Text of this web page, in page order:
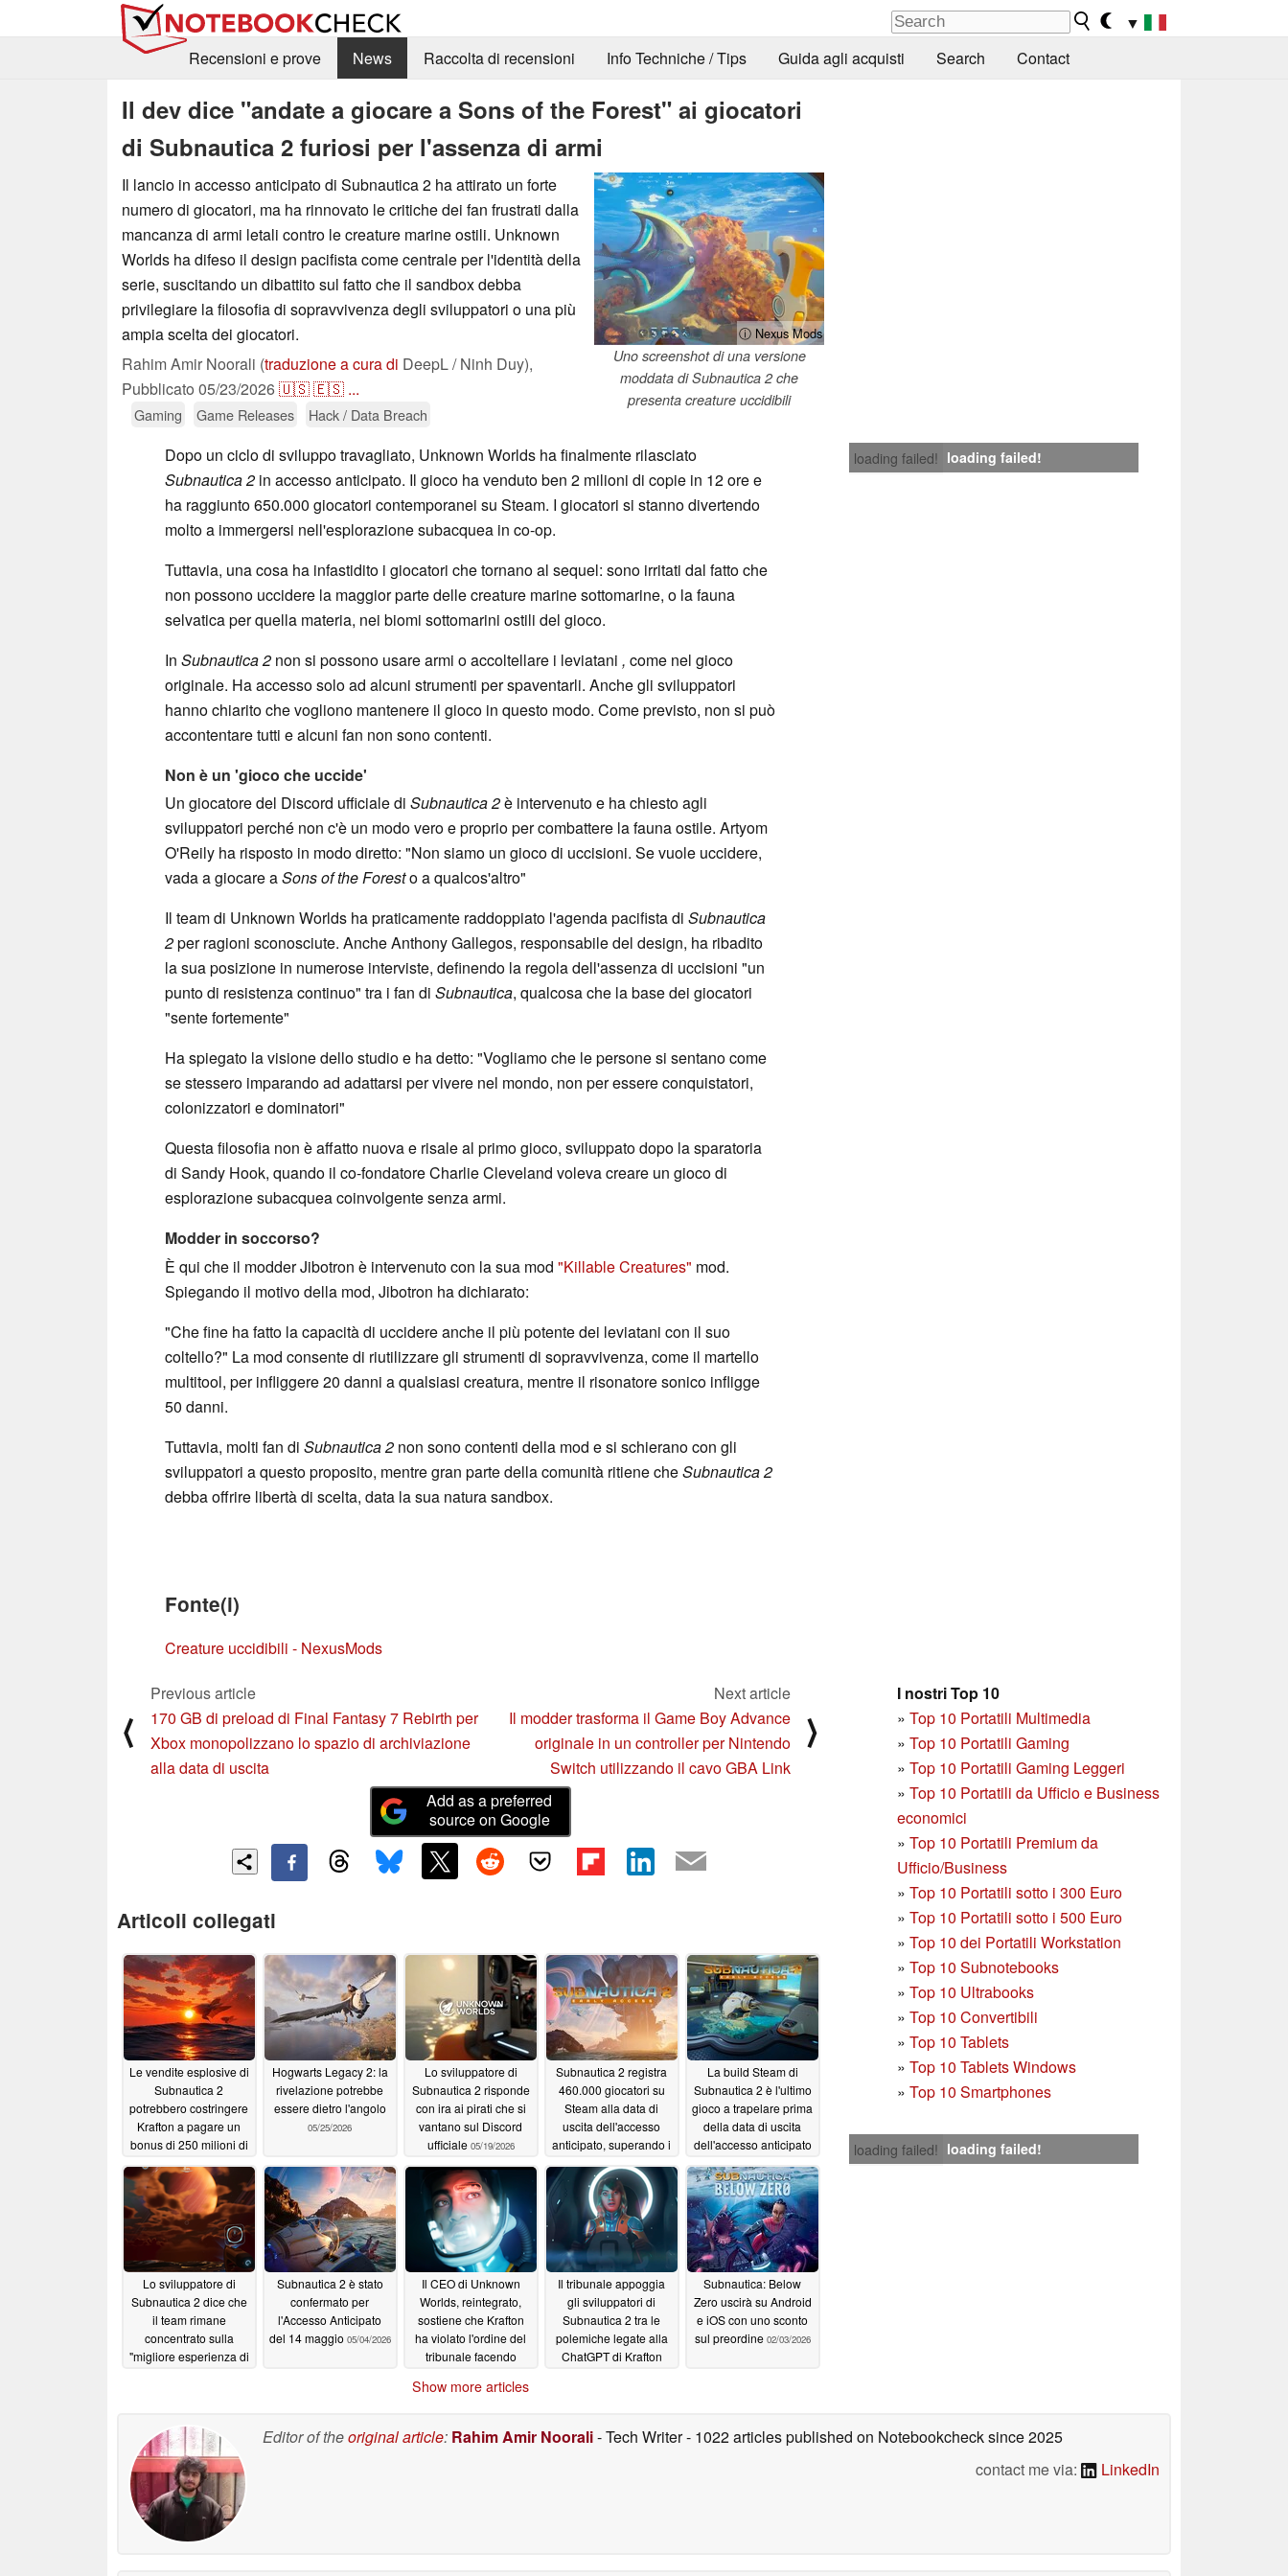
▼
Recensioni e prove
News Raccolta di recensioni Info Techniche / Tips Guida agli acquisti Search Contact
Il dev dice "andate a giocare a Sons of the Forest" ai giocatori
di Subnautica 2 furiosi per l'assenza di armi
ⓘ Nexus Mods
Uno screenshot di una versione
moddata di Subnautica 2 che
presenta creature uccidibili
Il lancio in accesso anticipato di Subnautica 2 ha attirato un forte
numero di giocatori, ma ha rinnovato le critiche dei fan frustrati dalla
mancanza di armi letali contro le creature marine ostili. Unknown
Worlds ha difeso il design pacifista come centrale per l'identità della
serie, suscitando un dibattito sul fatto che il sandbox debba
privilegiare la filosofia di sopravvivenza degli sviluppatori o una più
ampia scelta dei giocatori.
Rahim Amir Noorali (traduzione a cura di DeepL / Ninh Duy),
Pubblicato 05/23/2026🇺🇸🇪🇸 ...
Gaming Game Releases Hack / Data Breach
loading failed! loading failed!
Dopo un ciclo di sviluppo travagliato, Unknown Worlds ha finalmente rilasciato
Subnautica 2 in accesso anticipato. Il gioco ha venduto ben 2 milioni di copie in 12 ore e
ha raggiunto 650.000 giocatori contemporanei su Steam. I giocatori si stanno divertendo
molto a immergersi nell'esplorazione subacquea in co-op.
Tuttavia, una cosa ha infastidito i giocatori che tornano al sequel: sono irritati dal fatto che
non possono uccidere la maggior parte delle creature marine sottomarine, o la fauna
selvatica per quella materia, nei biomi sottomarini ostili del gioco.
In Subnautica 2 non si possono usare armi o accoltellare i leviatani , come nel gioco
originale. Ha accesso solo ad alcuni strumenti per spaventarli. Anche gli sviluppatori
hanno chiarito che vogliono mantenere il gioco in questo modo. Come previsto, non si può
accontentare tutti e alcuni fan non sono contenti.
Non è un 'gioco che uccide'
Un giocatore del Discord ufficiale di Subnautica 2è intervenuto e ha chiesto agli
sviluppatori perché non c'è un modo vero e proprio per combattere la fauna ostile. Artyom
O'Reily ha risposto in modo diretto: "Non siamo un gioco di uccisioni. Se vuole uccidere,
vada a giocare aSons of the Foresto a qualcos'altro"
Il team di Unknown Worlds ha praticamente raddoppiato l'agenda pacifista di Subnautica
2per ragioni sconosciute. Anche Anthony Gallegos, responsabile del design, ha ribadito
la sua posizione in numerose interviste, definendo la regola dell'assenza di uccisioni "un
punto di resistenza continuo" tra i fan di Subnautica, qualcosa che la base dei giocatori
"sente fortemente"
Ha spiegato la visione dello studio e ha detto: "Vogliamo che le persone si sentano come
se stessero imparando ad adattarsi per vivere nel mondo, non per essere conquistatori,
colonizzatori e dominatori"
Questa filosofia non è affatto nuova e risale al primo gioco, sviluppato dopo la sparatoria
di Sandy Hook, quando il co-fondatore Charlie Cleveland voleva creare un gioco di
esplorazione subacquea coinvolgente senza armi.
Modder in soccorso?
È qui che il modder Jibotron è intervenuto con la sua mod "Killable Creatures" mod.
Spiegando il motivo della mod, Jibotron ha dichiarato:
"Che fine ha fatto la capacità di uccidere anche il più potente dei leviatani con il suo
coltello?" La mod consente di riutilizzare gli strumenti di sopravvivenza, come il martello
multitool, per infliggere 20 danni a qualsiasi creatura, mentre il risonatore sonico infligge
50 danni.
Tuttavia, molti fan di Subnautica 2 non sono contenti della mod e si schierano con gli
sviluppatori a questo proposito, mentre gran parte della comunità ritiene cheSubnautica 2
debba offrire libertà di scelta, data la sua natura sandbox.
Fonte(i)
Creature uccidibili - NexusMods
I nostri Top 10
» Top 10 Portatili Multimedia
» Top 10 Portatili Gaming
» Top 10 Portatili Gaming Leggeri
» Top 10 Portatili da Ufficio e Business
economici
» Top 10 Portatili Premium da
Ufficio/Business
» Top 10 Portatili sotto i 300 Euro
» Top 10 Portatili sotto i 500 Euro
» Top 10 dei Portatili Workstation
» Top 10 Subnotebooks
» Top 10 Ultrabooks
» Top 10 Convertibili
» Top 10 Tablets
» Top 10 Tablets Windows
» Top 10 Smartphones
loading failed! loading failed!
⟨
Previous article
170 GB di preload di Final Fantasy 7 Rebirth per
Xbox monopolizzano lo spazio di archiviazione
alla data di uscita
Next article
Il modder trasforma il Game Boy Advance
originale in un controller per Nintendo
Switch utilizzando il cavo GBA Link
⟩
Add as a preferred
source on Google
Articoli collegati
Le vendite esplosive di
Subnautica 2
potrebbero costringere
Krafton a pagare un
bonus di 250 milioni di
Worlds
06/02/2026
Hogwarts Legacy 2: la
rivelazione potrebbe
essere dietro l'angolo
05/25/2026
Lo sviluppatore di
Subnautica 2 risponde
con ira ai pirati che si
vantano sul Discord
ufficiale 05/19/2026
Subnautica 2 registra
460.000 giocatori su
Steam alla data di
uscita dell'accesso
anticipato, superando i
05/15/2026
La build Steam di
Subnautica 2 è l'ultimo
gioco a trapelare prima
della data di uscita
dell'accesso anticipato
05/12/2026
Lo sviluppatore di
Subnautica 2 dice che
il team rimane
concentrato sulla
"migliore esperienza di
Subnautica 2 è stato
confermato per
l'Accesso Anticipato
del 14 maggio 05/04/2026
Il CEO di Unknown
Worlds, reintegrato,
sostiene che Krafton
ha violato l'ordine del
tribunale facendo
lancio di Subnautica 2
Il tribunale appoggia
gli sviluppatori di
Subnautica 2 tra le
polemiche legate alla
ChatGPT di Krafton
Subnautica: Below
Zero uscirà su Android
e iOS con uno sconto
sul preordine 02/03/2026
Show more articles
Editor of theoriginal article: Rahim Amir Noorali- Tech Writer- 1022 articles published on Notebookchecksince 2025
contact me via:
LinkedIn